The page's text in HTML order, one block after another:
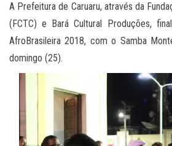
A Prefeitura de Caruaru, através da
(FCTC) e Bará Cultural Produções,
AfroBrasileira 2018, com o Samba
domingo (25).